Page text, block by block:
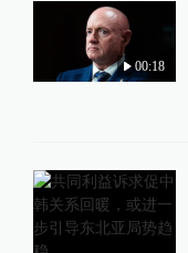
00:18